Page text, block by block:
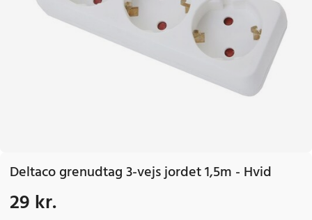
Deltaco grenudtag 3-vejs jordet 1,5m - Hvid
Pris: 29 kr.
29 kr.